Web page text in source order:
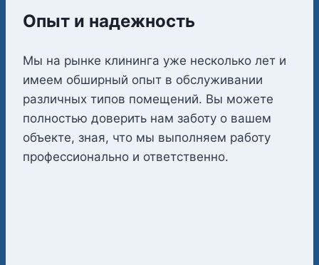
Опыт и надежность
Мы на рынке клининга уже несколько лет и
имеем обширный опыт в обслуживании
различных типов помещений. Вы можете
полностью доверить нам заботу о вашем
объекте, зная, что мы выполняем работу
профессионально и ответственно.